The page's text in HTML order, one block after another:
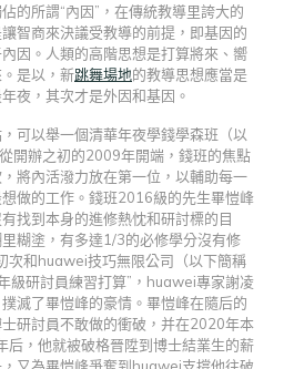
的所謂“內因”，在傳統教導里誇大的
智商來決議受教導的前提，即基因的
因。人類的高階思想是打算將來、嚮
是以，新跳舞場地的教導思想應當是
夜，其次才是外因和基因。
可以舉一個清華年夜學錢學森班（以
開辦之初的2009年開端，錢班的焦點
將內活潑力放在第一位，以輔助每一
做的工作。錢班2016級的先生畢愷峰
找到本身的進修熱忱和研討標的目
糊塗，有多達1/3的必修學分沒有修
次和huawei技巧無限公司（以下簡稱
級研討員練習打算”，huawei專家謝凌
滅了畢愷峰的豪情。畢愷峰在隨后的
研討員不敢做的衝破，并在2020年本
，他就被破格晉陞到博士結業生的薪
又為畢愷峰爭奪到huawei支撐他往破